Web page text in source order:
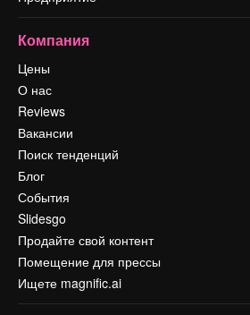
Компания
Цены
О нас
Reviews
Вакансии
Поиск тенденций
Блог
События
Slidesgo
Продайте свой контент
Помещение для прессы
Ищете magnific.ai